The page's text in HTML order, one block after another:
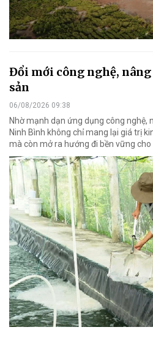
Đổi mới công nghệ,
sản
06/08/2026 09:38
Nhờ mạnh dạn ứng dụng công nghệ,
Ninh Bình không chỉ mang lại giá trị
mà còn mở ra hướng đi bền vững